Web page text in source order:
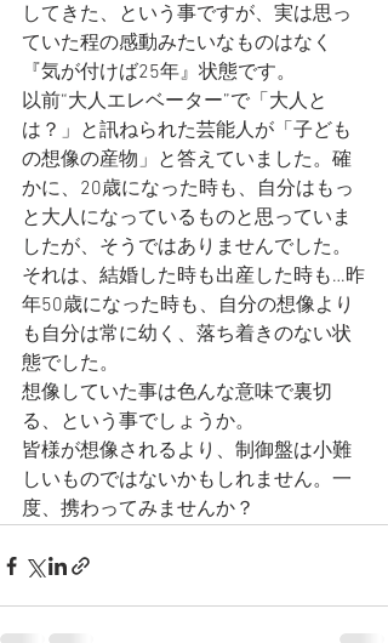
してきた、という事ですが、実は思っ
ていた程の感動みたいなものはなく
『気が付けば25年』状態です。
以前“大人エレベーター”で「大人と
は？」と訊ねられた芸能人が「子ども
の想像の産物」と答えていました。確
かに、20歳になった時も、自分はもっ
と大人になっているものと思っていま
したが、そうではありませんでした。
それは、結婚した時も出産した時も…昨
年50歳になった時も、自分の想像より
も自分は常に幼く、落ち着きのない状
態でした。
想像していた事は色んな意味で裏切
る、という事でしょうか。
皆様が想像されるより、制御盤は小難
しいものではないかもしれません。一
度、携わってみませんか？